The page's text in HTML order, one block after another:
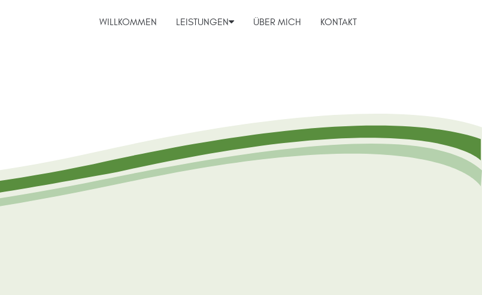
WILLKOMMEN LEISTUNGEN ÜBER MICH KONTAKT